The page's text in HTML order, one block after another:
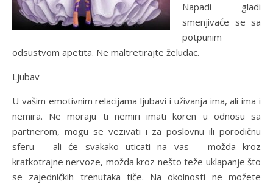
Napadi gladi
smenjivaće se sa
potpunim
odsustvom apetita. Ne maltretirajte želudac.
Ljubav
U vašim emotivnim relacijama ljubavi i uživanja ima, ali ima i
nemira. Ne moraju ti nemiri imati koren u odnosu sa
partnerom, mogu se vezivati i za poslovnu ili porodičnu
sferu – ali će svakako uticati na vas – možda kroz
kratkotrajne nervoze, možda kroz nešto teže uklapanje što
se zajedničkih trenutaka tiče. Na okolnosti ne možete